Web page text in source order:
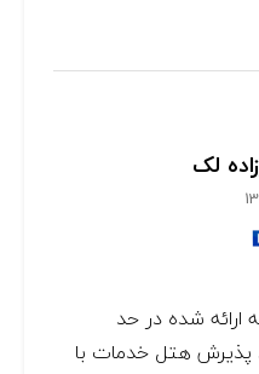
لک
شده در حد
پذيرش هتل خدمات با